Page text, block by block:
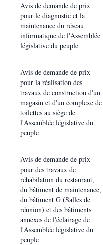
Avis de demande de prix
pour le diagnostic et la
maintenance du réseau
informatique de l'Assemblée
législative du peuple
Avis de demande de prix
pour la réalisation des
travaux de construction d'un
magasin et d'un complexe de
toilettes au siège de
l'Assemblée législative du
peuple
Avis de demande de prix
pour des travaux de
réhabilation du restaurant,
du bâtiment de maintenance,
du bâtiment G (Salles de
réunion) et des bâtiments
annexes de l'éclairage de
l'Assemblée législative du
peuple